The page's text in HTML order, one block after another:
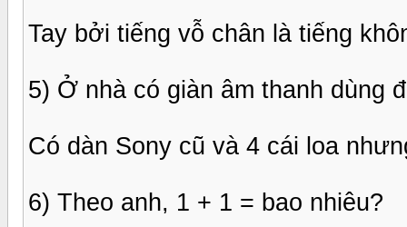
Tay bởi tiếng vỗ chân là tiếng
5) Ở nhà có giàn âm thanh dùng
Có dàn Sony cũ và 4 cái loa
6) Theo anh, 1 + 1 = bao nhiêu?